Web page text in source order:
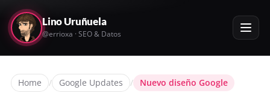
Lino Uruñuela
@errioxa · SEO & Datos
Home / Google Updates / Nuevo diseño Google